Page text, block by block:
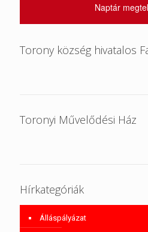
Naptár
Torony község hivatalos
Toronyi Művelődési Ház
Hírkategóriák
Álláspályázat